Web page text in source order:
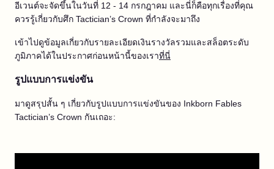
อีเวนต์จะจัดขึ้นในวันที่ 12 - 14 กรกฎาคม และนี่ก็คือทุกเรื่องที่คุณ
ควรรู้เกี่ยวกับศึก Tactician’s Crown ที่กำลังจะมาถึง
เข้าไปดูข้อมูลเกี่ยวกับรายละเอียดเงินรางวัลรวมและสล็อตระดับ
ภูมิภาคได้ในประกาศก่อนหน้านี้ของเราที่นี่
รูปแบบการแข่งขัน
มาดูสรุปสั้น ๆ เกี่ยวกับรูปแบบการแข่งขันของ Inkborn Fables
Tactician’s Crown กันเถอะ: